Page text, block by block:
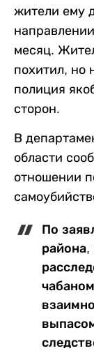
жители ему
месяц.
похитил, но
полиция
сторон.
В
области
отношении
По